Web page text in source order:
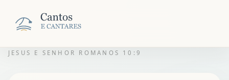
JESUS E SENHOR ROMANOS 10:9